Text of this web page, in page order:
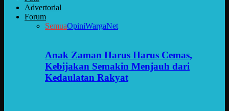
Advertorial
Forum
SemuaOpiniWargaNet
Anak Zaman Harus Harus Cemas,
Kebijakan Semakin Menjauh dari
Kedaulatan Rakyat